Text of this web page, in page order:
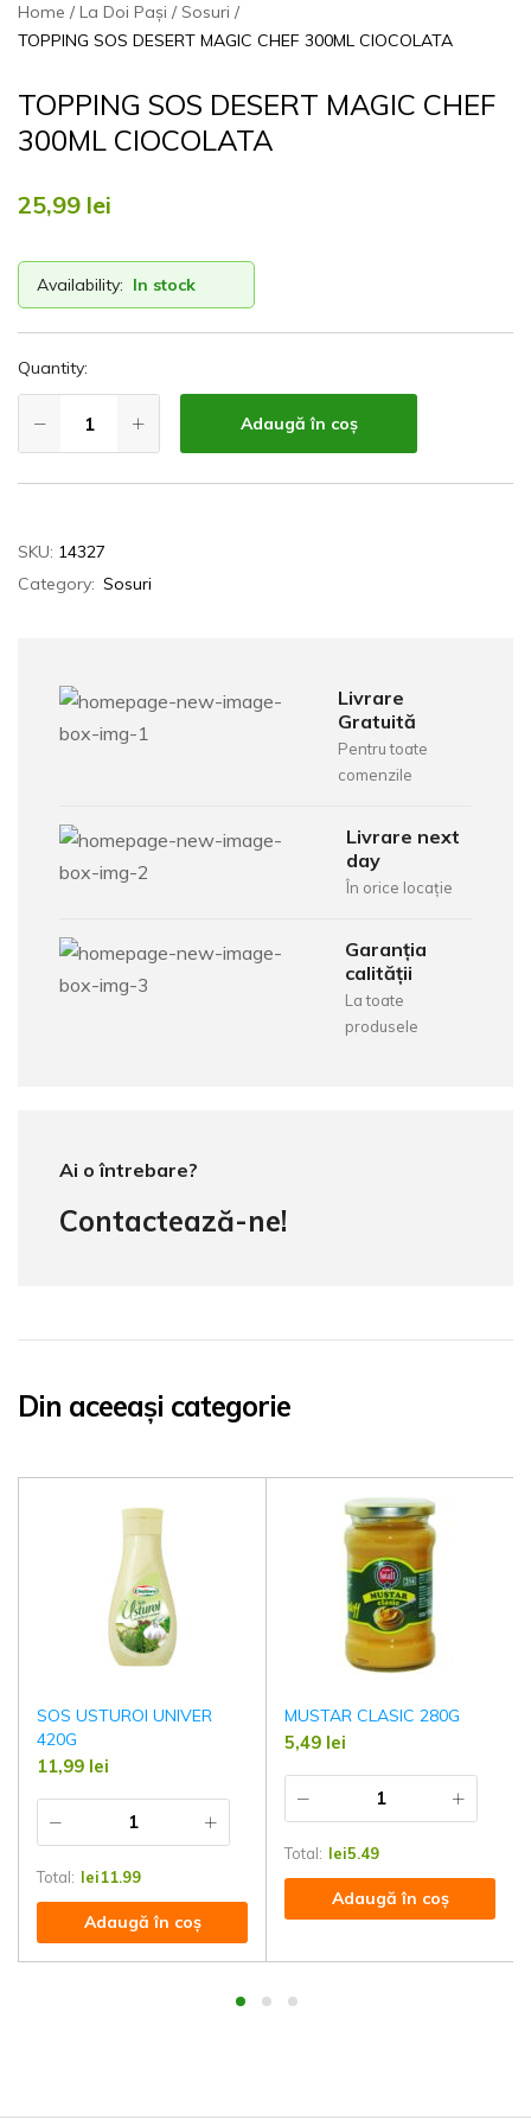
Home La Doi Pași
Sosuri
TOPPING SOS DESERT MAGIC CHEF 300ML CIOCOLATA
TOPPING SOS DESERT MAGIC CHEF
300ML CIOCOLATA
25,99 lei
Availability: In stock
Quantity:
Adaugă în coș
SKU: 14327
Category: Sosuri
Livrare
Gratuită
Pentru toate
comenzile
Livrare next
day
În orice locație
Garanția
calității
La toate
produsele
Ai o întrebare?
Contactează-ne!
Din aceeași categorie
SOS USTUROI UNIVER
420G
11,99 lei
Total: lei11.99
Adaugă în coș
MUSTAR CLASIC 280G
5,49 lei
Total: lei5.49
Adaugă în coș